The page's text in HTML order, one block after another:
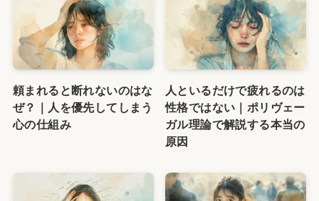
頼まれると断れないのはな
ぜ？｜人を優先してしまう
心の仕組み
人といるだけで疲れるのは
性格ではない｜ポリヴェー
ガル理論で解説する本当の
原因